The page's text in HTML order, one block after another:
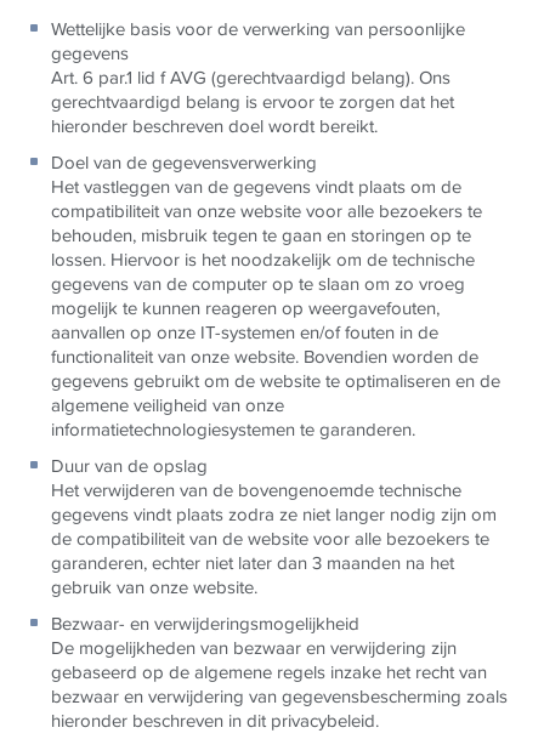
Wettelijke basis voor de verwerking van persoonlijke
gegevens
Art. 6 par.1 lid f AVG (gerechtvaardigd belang). Ons
gerechtvaardigd belang is ervoor te zorgen dat het
hieronder beschreven doel wordt bereikt.
Doel van de gegevensverwerking
Het vastleggen van de gegevens vindt plaats om de
compatibiliteit van onze website voor alle bezoekers te
behouden, misbruik tegen te gaan en storingen op te
lossen. Hiervoor is het noodzakelijk om de technische
gegevens van de computer op te slaan om zo vroeg
mogelijk te kunnen reageren op weergavefouten,
aanvallen op onze IT-systemen en/of fouten in de
functionaliteit van onze website. Bovendien worden de
gegevens gebruikt om de website te optimaliseren en de
algemene veiligheid van onze
informatietechnologiesystemen te garanderen.
Duur van de opslag
Het verwijderen van de bovengenoemde technische
gegevens vindt plaats zodra ze niet langer nodig zijn om
de compatibiliteit van de website voor alle bezoekers te
garanderen, echter niet later dan 3 maanden na het
gebruik van onze website.
Bezwaar- en verwijderingsmogelijkheid
De mogelijkheden van bezwaar en verwijdering zijn
gebaseerd op de algemene regels inzake het recht van
bezwaar en verwijdering van gegevensbescherming zoals
hieronder beschreven in dit privacybeleid.